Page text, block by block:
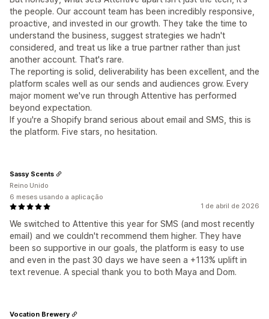
the people. Our account team has been incredibly responsive,
proactive, and invested in our growth. They take the time to
understand the business, suggest strategies we hadn't
considered, and treat us like a true partner rather than just
another account. That's rare.
The reporting is solid, deliverability has been excellent, and the
platform scales well as our sends and audiences grow. Every
major moment we've run through Attentive has performed
beyond expectation.
If you're a Shopify brand serious about email and SMS, this is
the platform. Five stars, no hesitation.
1 de abril de 2026
We switched to Attentive this year for SMS (and most recently
email) and we couldn't recommend them higher. They have
been so supportive in our goals, the platform is easy to use
and even in the past 30 days we have seen a +113% uplift in
text revenue. A special thank you to both Maya and Dom.
Sassy Scents
Reino Unido
6 meses usando a aplicação
Vocation Brewery